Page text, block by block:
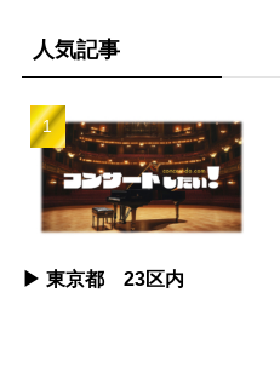
人気記事
▶︎ 東京都 23区内